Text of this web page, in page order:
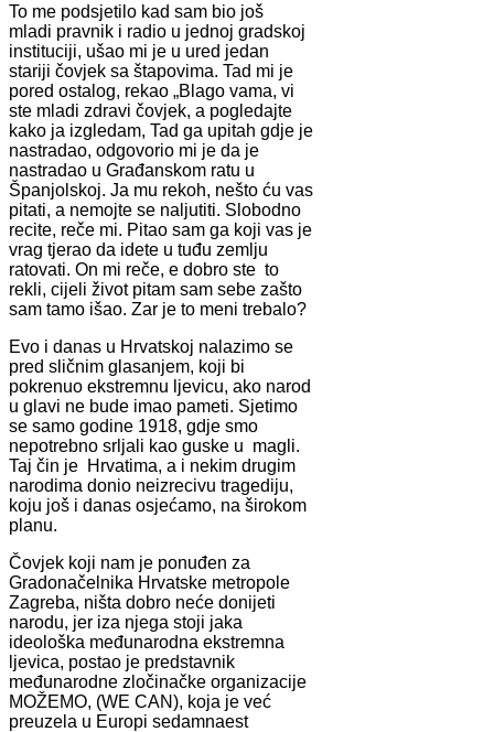
To me podsjetilo kad sam bio još
mladi pravnik i radio u jednoj gradskoj
instituciji, ušao mi je u ured jedan
stariji čovjek sa štapovima. Tad mi je
pored ostalog, rekao „Blago vama, vi
ste mladi zdravi čovjek, a pogledajte
kako ja izgledam, Tad ga upitah gdje je
nastradao, odgovorio mi je da je
nastradao u Građanskom ratu u
Španjolskoj. Ja mu rekoh, nešto ću vas
pitati, a nemojte se naljutiti. Slobodno
recite, reče mi. Pitao sam ga koji vas je
vrag tjerao da idete u tuđu zemlju
ratovati. On mi reče, e dobro ste to
rekli, cijeli život pitam sam sebe zašto
sam tamo išao. Zar je to meni trebalo?
Evo i danas u Hrvatskoj nalazimo se
pred sličnim glasanjem, koji bi
pokrenuo ekstremnu ljevicu, ako narod
u glavi ne bude imao pameti. Sjetimo
se samo godine 1918, gdje smo
nepotrebno srljali kao guske u magli.
Taj čin je Hrvatima, a i nekim drugim
narodima donio neizrecivu tragediju,
koju još i danas osjećamo, na širokom
planu.
Čovjek koji nam je ponuđen za
Gradonačelnika Hrvatske metropole
Zagreba, ništa dobro neće donijeti
narodu, jer iza njega stoji jaka
ideološka međunarodna ekstremna
ljevica, postao je predstavnik
međunarodne zločinačke organizacije
MOŽEMO, (WE CAN), koja je već
preuzela u Europi sedamnaest